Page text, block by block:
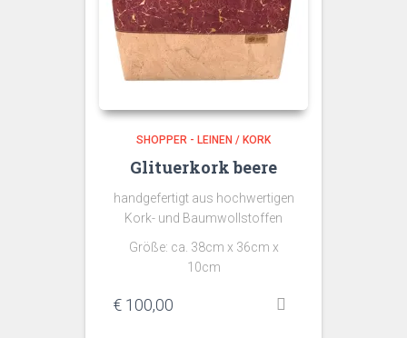
SHOPPER - LEINEN / KORK
Glituerkork beere
handgefertigt aus hochwertigen
Kork- und Baumwollstoffen
Größe: ca. 38cm x 36cm x
10cm
€ 100,00